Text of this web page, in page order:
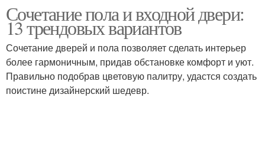
Сочетание пола и входной двери:
13 трендовых вариантов
Сочетание дверей и пола позволяет сделать интерьер
более гармоничным, придав обстановке комфорт и уют.
Правильно подобрав цветовую палитру, удастся создать
поистине дизайнерский шедевр.